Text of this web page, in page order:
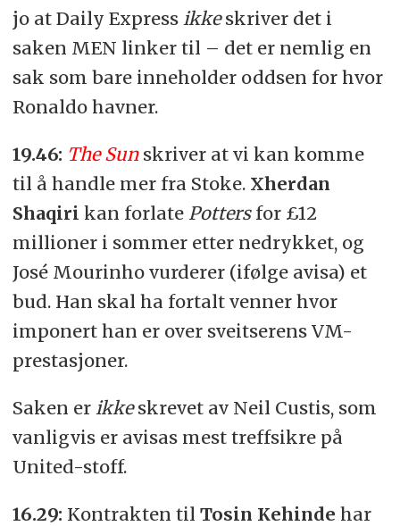
jo at Daily Express ikkeskriver det i
saken MEN linker til – det er nemlig en
sak som bare inneholder oddsen for hvor
Ronaldo havner.
19.46: The Sunskriver at vi kan komme
til å handle mer fra Stoke. Xherdan
Shaqiri kan forlate Pottersfor £12
millioner i sommer etter nedrykket, og
José Mourinho vurderer (ifølge avisa) et
bud. Han skal ha fortalt venner hvor
imponert han er over sveitserens VM-
prestasjoner.
Saken er ikkeskrevet av Neil Custis, som
vanligvis er avisas mest treffsikre på
United-stoff.
16.29: Kontrakten til Tosin Kehinde har